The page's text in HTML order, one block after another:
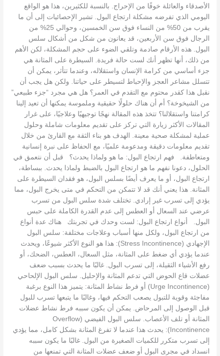
الأصدقاء والعائلة خوفًا من الإحراج. بالنسبة للكثيرين، هذا هو الواقع
اليومي الذي تفرضه مشكلة ارتجاع البول. تشير الإحصائيات إلى أن ما
يقرب من 50% من النساء فوق سن الخمسين، وحوالي 25% من
الرجال فوق سن الأربعين، قد يعانون من شكل من أشكال سلس
البول. هذه الأرقام صادمة وتلقي الضوء على حجم المشكلة، لكن الأهم
من ذلك، أنها تظهر أنك لست حالة فريدة. السيطرة على المثانة هي
جزء أساسي من كرامة الإنسان واستقلاله، وعندما تتأثر، يمكن أن
تتسلل مشاعر العجز والإحباط لتسيطر على حياتنا. ولكن هل يجب أن
نقبل هذا كقدر محتوم مع التقدم في العمر؟ هل هي مجرد “جزء طبيعي”
من الشيخوخة؟ أم أن هناك حلولًا حقيقية وملموسة يمكنها أن تعيد إلينا
كرامتنا واستقلالنا؟ تتخذ هذه المقالة نهجًا توجيهيًا وعلاجيًا، على غرار
المقالات الأكثر زيارة التي تركز على تقديم معلومات شاملة وحلول
عملية لمشكلة صحية معينة. الهدف هو بناء الثقة مع القارئ من خلال
تقديم معلومات دقيقة ومدعومة علميًا، مع الحفاظ على نبرة إنسانية
ومتعاطفة. فهم ارتجاع البول: ما هو ولماذا يحدث؟ قبل أن نتعمق في
الحلول، دعونا نفهم ما هو ارتجاع البول بالضبط ولماذا يحدث. ببساطة،
ارتجاع البول، أو ما يعرف أيضًا بسلس البول، هو فقدان السيطرة على
المثانة. هذا يعني أنك قد لا تتمكن من التحكم في متى يخرج البول، مما
يؤدي إلى تسرب غير إرادي. تختلف شدة سلس البول من تسرب
عرضي عند السعال أو العطس إلى عدم القدرة الكاملة على حبس
البول. أنواع ارتجاع البول: لست وحدك في تجربتك هناك عدة أنواع
من ارتجاع البول، ولكل منها أسباب وعلاجات مختلفة: سلس البول
الإجهادي (Stress Incontinence): هذا هو النوع الأكثر شيوعًا، ويحدث
عندما يؤدي أي ضغط على المثانة، مثل السعال، العطس، الضحك، أو
رفع الأشياء الثقيلة، إلى تسرب البول. غالبًا ما يحدث بسبب ضعف
عضلات قاع الحوض التي تدعم المثانة والإحليل. سلس البول الإلحاحي
(Urge Incontinence) أو فرط نشاط المثانة: يتميز هذا النوع برغبة
مفاجئة وقوية للتبول يصعب التحكم فيها، وغالبًا ما يتبعها تسرب للبول
قبل الوصول إلى المرحاض. يمكن أن يكون سببه فرط نشاط عضلات
المثانة أو تلف الأعصاب. سلس البول الفيضي (Overflow
Incontinence): يحدث هذا عندما لا تفرغ المثانة بشكل كامل، مما يؤدي
إلى تسرب متكرر للكميات الصغيرة من البول. غالبًا ما يكون سببه
انسداد في مجرى البول أو ضعف عضلات المثانة التي تمنعها من